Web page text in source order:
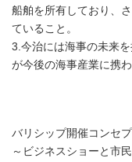
船舶を所有しており、
ていること。
3.今治には海事の未来
が今後の海事産業に携わ
バリシップ開催コンセプ
～ビジネスショーと市